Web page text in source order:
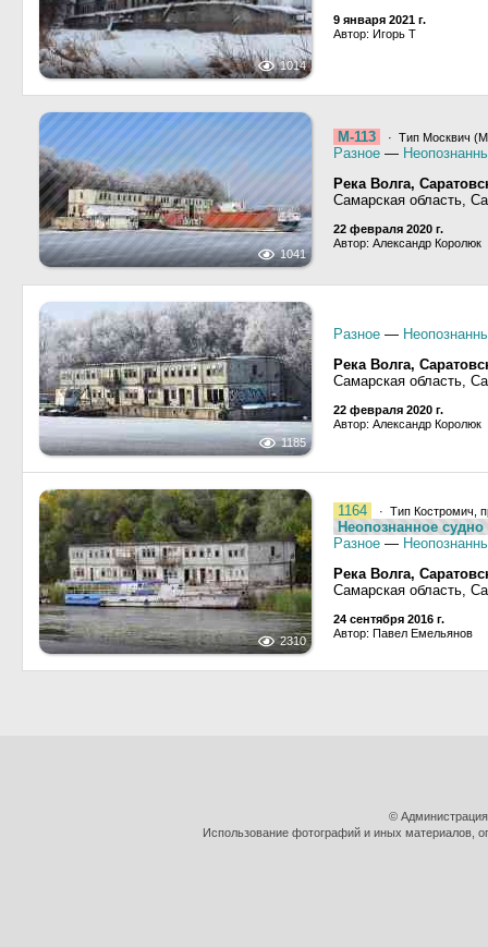
1014
9 января 2021 г.
Автор: Игорь Т
1041
М-113 · Тип Москвич
Разное —
Река Волга,
Самарская область,
22 февраля 2020 г.
Автор: Александр Королюк
1185
Разное —
Река Волга,
Самарская область,
22 февраля 2020 г.
Автор: Александр Королюк
2310
1164 · Тип Костромич,
Неопознанное судно
Разное —
Река Волга,
Самарская область,
24 сентября 2016 г.
Автор: Павел Емельянов
©
Использование фотографий и иных материалов,